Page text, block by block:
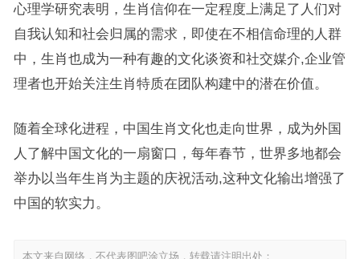
心理学研究表明，生肖信仰在一定程度上满足了人们对
自我认知和社会归属的需求，即使在不相信命理的人群
中，生肖也成为一种有趣的文化谈资和社交媒介,企业管
理者也开始关注生肖特质在团队构建中的潜在价值。
随着全球化进程，中国生肖文化也走向世界，成为外国
人了解中国文化的一扇窗口，每年春节，世界多地都会
举办以当年生肖为主题的庆祝活动,这种文化输出增强了
中国的软实力。
本文来自网络，不代表图吧涂立场，转载请注明出处：